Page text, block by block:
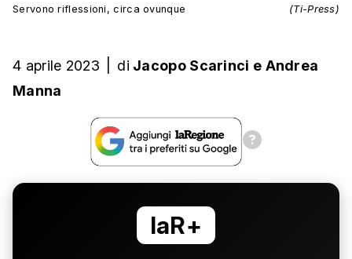
Servono riflessioni, circa ovunque (Ti-Press)
4 aprile 2023 di Jacopo Scarinci e Andrea
Manna
laR+